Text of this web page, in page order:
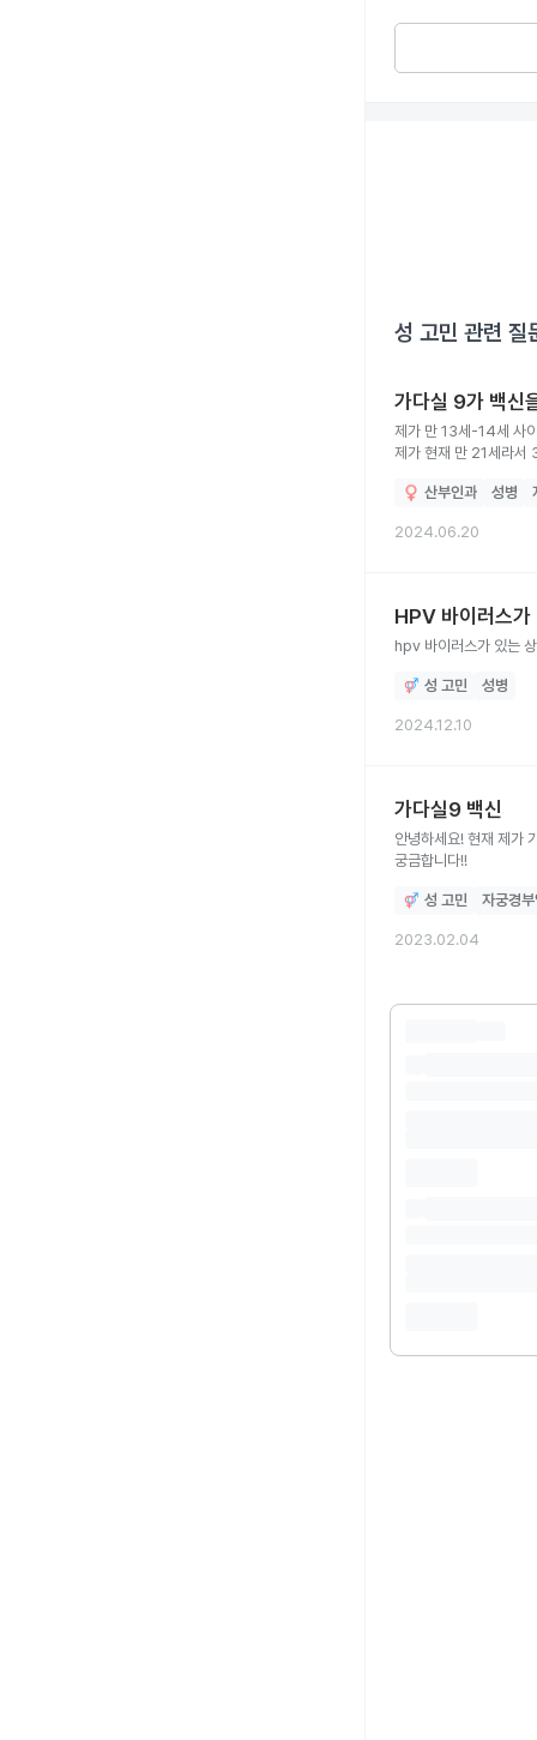
성 고민 관련 질
가다실 9가 백신
제가 만 13세-14세 사
제가 현재 만 21세라서
산부인과
성병
2024.06.20
HPV 바이러스가
hpv 바이러스가 있는
성 고민 성병
2024.12.10
가다실9 백신
안녕하세요! 현재 제가
궁금합니다!!
성 고민 자궁경
2023.02.04